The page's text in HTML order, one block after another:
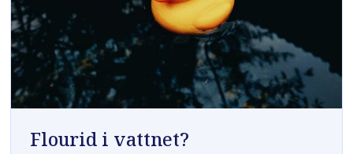
Flourid i vattnet?